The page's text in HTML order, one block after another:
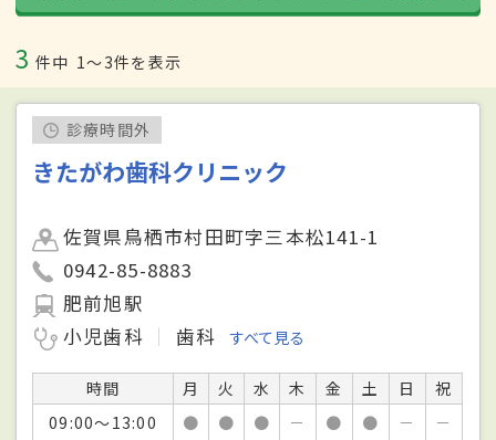
3 件中 1〜3件を表示
診療時間外
きたがわ歯科クリニック
佐賀県鳥栖市村田町字三本松141-1
0942-85-8883
肥前旭駅
小児歯科
歯科 すべて見る
時間 月 火 水 木 金 土 日
祝
09:00～13:00
● ● ● － ● ● －
－